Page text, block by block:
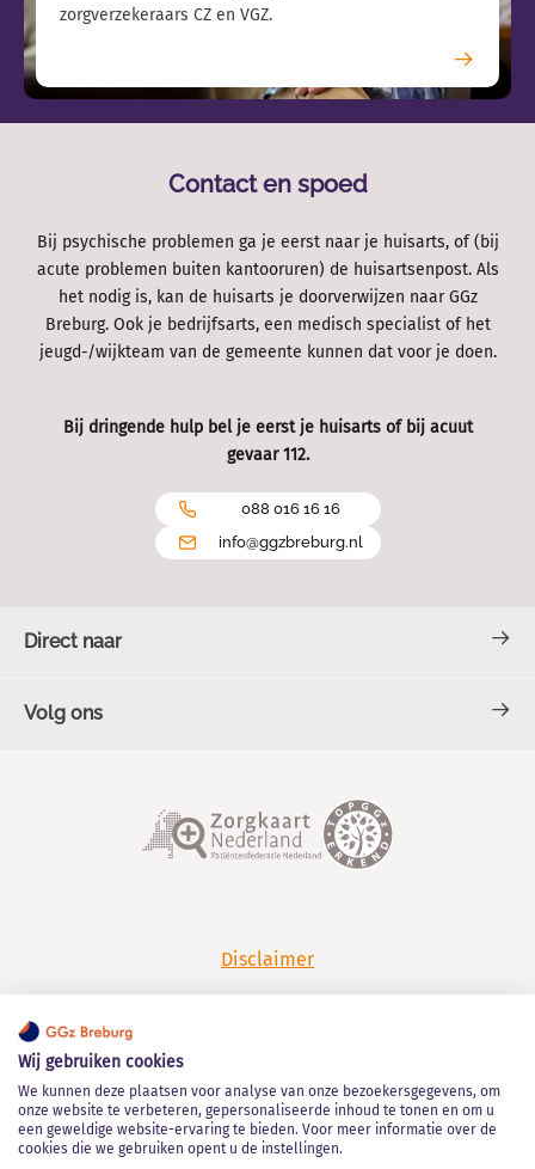
zorgverzekeraars CZ en VGZ.
Contact en spoed
Bij psychische problemen ga je eerst naar je huisarts, of (bij
acute problemen buiten kantooruren) de huisartsenpost. Als
het nodig is, kan de huisarts je doorverwijzen naar GGz
Breburg. Ook je bedrijfsarts, een medisch specialist of het
jeugd-/wijkteam van de gemeente kunnen dat voor je doen.
Bij dringende hulp bel je eerst je huisarts of bij acuut
gevaar 112.
088 016 16 16
info@ggzbreburg.nl
Direct naar
Contact en Spoed
Klachten en complimenten
Volg ons
Disclaimer
Algemene leveringsvoorwaarden
Kwaliteitsstatuut
Wij gebruiken cookies
We kunnen deze plaatsen voor analyse van onze bezoekersgegevens, om
onze website te verbeteren, gepersonaliseerde inhoud te tonen en om u
een geweldige website-ervaring te bieden. Voor meer informatie over de
cookies die we gebruiken opent u de instellingen.